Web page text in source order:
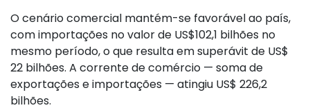
O cenário comercial mantém-se favorável ao país,
com importações no valor de US$102,1 bilhões no
mesmo período, o que resulta em superávit de US$
22 bilhões. A corrente de comércio — soma de
exportações e importações — atingiu US$ 226,2
bilhões.